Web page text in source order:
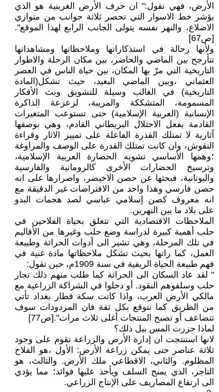
الأرض، فهي تقول:" ان حرف الأرض الغرينية هو الذي
يؤشر خط الاسوار التي تحصر ثلاثة جوانب من متوازي
الاضلاع، والنهر نفسه يتولى الجانب الرابع لهذا الموقع".
[ص67]
ولأنها رحالة في استذكاراتها وملاحظاتها ومشاهداتها
تتأرجح بين الماضي والحاضر، بين مكان الرحلة والاطوار
التاريخية التي مرّ بها المكان، بين حياة الناس في العصر
العثماني ،وبين الماضي البعيد، حيث تشكل(المادة
التاريخية) في الغالب وسيلة للتشويق وبث الأفكار
المسمومة، المتشككة والمريبة، لزعزعة الذاكرة
الإنسانية (العربية الإسلامية) حتى تستوعب المتغيرات
القادمة بفعل الاحتلال البريطاني القادم، وهي بوصفها
آثارية لا تمتلك القدرة الفاعلة على تمييز الاثار وقراءة
النقوش، وان كانت تمتلك القدرة على الوصف والمراوغة
؛وهمها الأساسي تشويه الحضارة العربية الإسلامية،
وترسيخ الحضارات الأخرى كالرومانية والفارسية
واليونانية، فبحثها عن حصن الاخيضر، واصرارها على انه
حصن فارسي وهذا واحد من الافتراضات غير الدقيقة مع
انه معروف كصن إسلامي عباسي لصد هجمات البدو
على بلاد ما بين النهرين.
الملاحظات الاقتصادية التي تتعلق بحياة الفلاحين في
حلب أهمية كبيرة لدراسة وضع حلب وغيرها من الأقاليم
في تلك المرحلة، وهي تشير الى أدوات الحراثة وطبيعة
العمل، كما راتها بحيث تشكل ملاحظاتها مادة غنية في
فهم طبيعة الحياة الريفية في سنة 1909م، حين تقول:
" لقد عاد السكان الى الحراثة كما طلب منهم ذلك تجار
حلب وسلفوهم النقود. أو دخلوا في الشراكة الزراعية مع
مالكي الأرض العرب، واذا كانت سكة قطار بغداد تأتي
من الطريق كما نتوقع بكل ثقة فان المردودات سوف
تتضاعف أو تصبح المنتجات أغلى ثلاث مرات".[ص77]
لماذا حزرت المس بيل ذلك؟
لانها استنتجت ان إدارة الأرض والزراعة تقوم على وجود
ثلاثة عناصر حتى يمكن زراعة الأرض: الأول ،هو الفلاح
المظلوم. والثاني، الاقطاعي ملك الأرض. والثالث، هو
التاجر، الذي يمنح السلف ويأخذ عليها فوائد؛ مما يؤدي
الى ارتفاع المصاريف على الإنتاج الزراعي.